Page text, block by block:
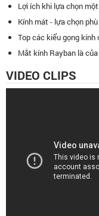
Lợi ích khi lựa chọn
Kính mát - lựa chọn
Top các kiểu gọng
Mắt kính Rayban là
VIDEO CLIPS